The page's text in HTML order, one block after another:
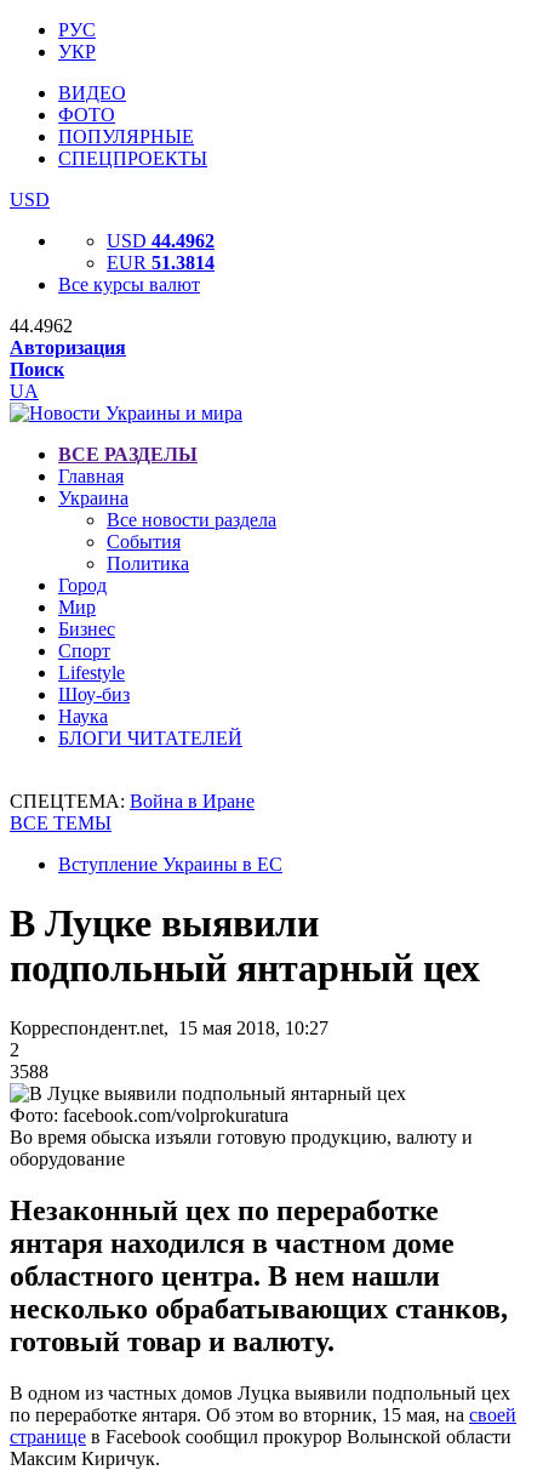
РУС
УКР
ВИДЕО
ФОТО
ПОПУЛЯРНЫЕ
СПЕЦПРОЕКТЫ
USD
USD 44.4962
EUR 51.3814
Все курсы валют
44.4962
Авторизация
Поиск
UA
ВСЕ РАЗДЕЛЫ
Главная
Украина
Все новости раздела
События
Политика
Город
Мир
Бизнес
Спорт
Lifestyle
Шоу-биз
Наука
БЛОГИ ЧИТАТЕЛЕЙ
СПЕЦТЕМА: Война в Иране
ВСЕ ТЕМЫ
Вступление Украины в ЕС
В Луцке выявили
подпольный янтарный цех
Корреспондент.net, 15 мая 2018, 10:27
2
3588
Фото: facebook.com/volprokuratura
Во время обыска изъяли готовую продукцию, валюту и
оборудование
Незаконный цех по переработке
янтаря находился в частном доме
областного центра. В нем нашли
несколько обрабатывающих станков,
готовый товар и валюту.
В одном из частных домов Луцка выявили подпольный цех
по переработке янтаря. Об этом во вторник, 15 мая, на своей
странице в Facebook сообщил прокурор Волынской области
Максим Киричук.